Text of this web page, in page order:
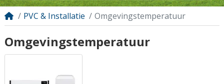
PVC & Installatie Omgevingstemperatuur
Omgevingstemperatuur